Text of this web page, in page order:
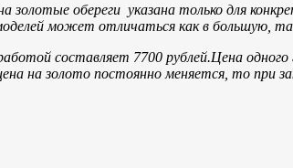
обереги указана только для
может отличаться как в большую,
составляет 7700 рублей.Цена одного
на золото постоянно меняется, то при